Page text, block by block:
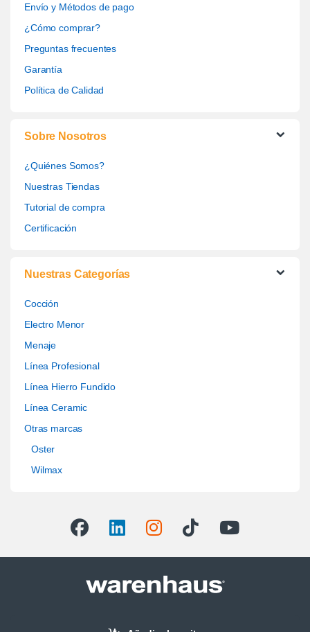
Envío y Métodos de pago
¿Cómo comprar?
Preguntas frecuentes
Garantía
Política de Calidad
Sobre Nosotros
¿Quiénes Somos?
Nuestras Tiendas
Tutorial de compra
Certificación
Nuestras Categorías
Cocción
Electro Menor
Menaje
Línea Profesional
Línea Hierro Fundido
Línea Ceramic
Otras marcas
Oster
Wilmax